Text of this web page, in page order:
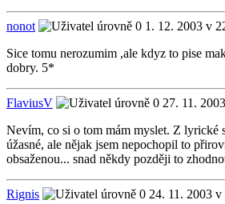
nonot
1. 12. 2003 v
Sice tomu nerozumim ,ale kdyz to pise
dobry. 5*
FlaviusV
27. 11.
Nevím, co si o tom mám myslet. Z lyrické
úžasné, ale nějak jsem nepochopil to
obsaženou... snad někdy později to
Rignis 24. 11. 2003